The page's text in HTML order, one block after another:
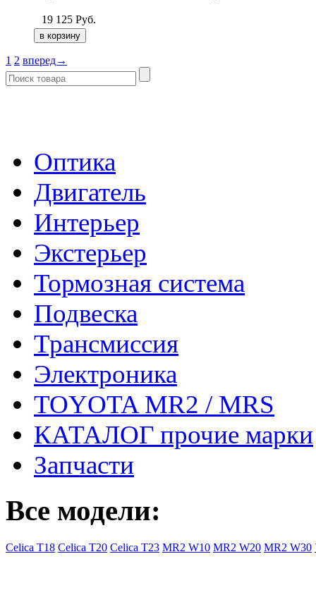
19 125 Руб.
1 2 вперед→
Оптика
Двигатель
Интерьер
Экстерьер
Тормозная система
Подвеска
Трансмиссия
Электроника
TOYOTA MR2 / MRS
КАТАЛОГ прочие марки
Запчасти
Все модели:
Celica T18 Celica T20 Celica T23 MR2 W10 MR2 W20 MR2 W30